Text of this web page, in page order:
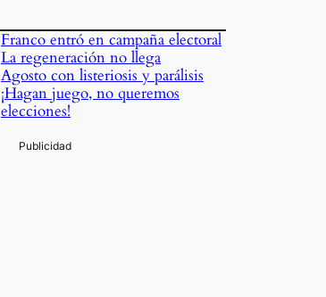
Franco entró en campaña electoral
La regeneración no llega
Agosto con listeriosis y parálisis
¡Hagan juego, no queremos
elecciones!